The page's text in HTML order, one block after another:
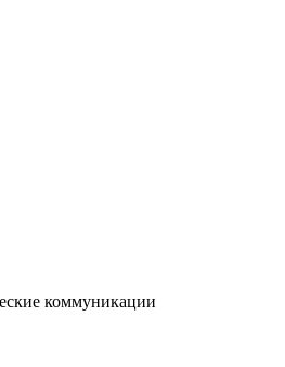
коммуникации